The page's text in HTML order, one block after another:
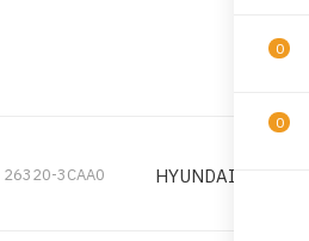
26320-3CAA0 HYUNDAI/KIA
0
0